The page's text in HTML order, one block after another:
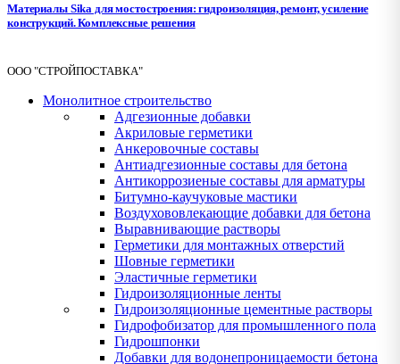
Материалы Sika для мостостроения: гидроизоляция, ремонт, усиление
конструкций. Комплексные решения
ООО "СТРОЙПОСТАВКА"
Монолитное строительство
Адгезионные добавки
Акриловые герметики
Анкеровочные составы
Антиадгезионные составы для бетона
Антикоррозиеные составы для арматуры
Битумно-каучуковые мастики
Воздухововлекающие добавки для бетона
Выравнивающие растворы
Герметики для монтажных отверстий
Шовные герметики
Эластичные герметики
Гидроизоляционные ленты
Гидроизоляционные цементные растворы
Гидрофобизатор для промышленного пола
Гидрошпонки
Добавки для водонепроницаемости бетона